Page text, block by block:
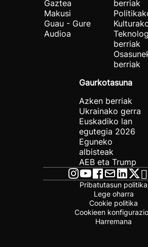
Gaztea
Makusi
Guau - Gure
Audioa
berriak
berriak
berriak
Gaurkotasuna
Azken berriak
Ukrainako gerra
Euskadiko lan
egutegia 2026
Eguneko
albisteak
AEB eta Trump
Pribatutasun politika
Lege oharra
Cookie politika
Cookieen
Harremana